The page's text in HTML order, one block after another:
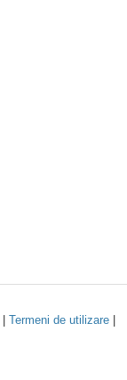
Termeni de utilizare